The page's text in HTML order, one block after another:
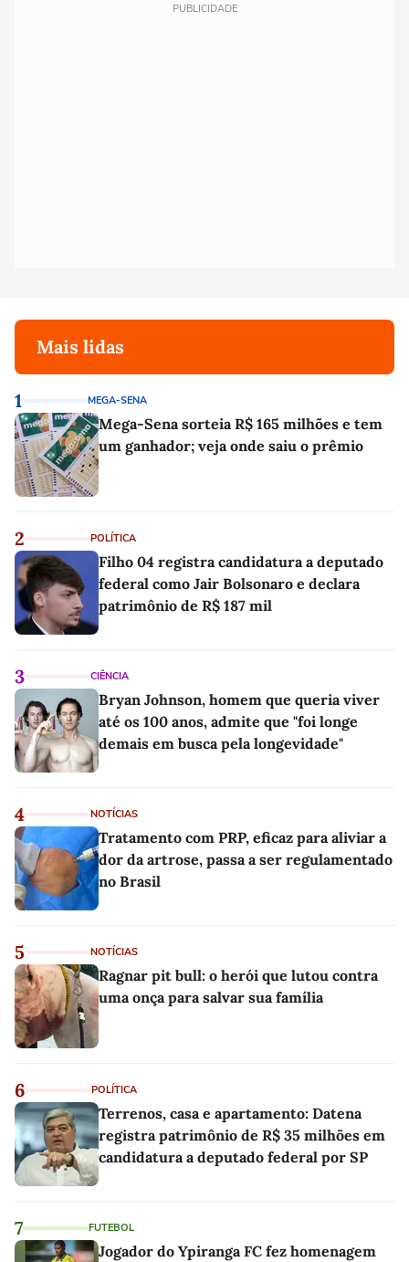
PUBLICIDADE
Mais lidas
1 MEGA-SENA
Mega-Sena sorteia R$ 165 milhões e tem
um ganhador; veja onde saiu o prêmio
2 POLÍTICA
Filho 04 registra candidatura a deputado
federal como Jair Bolsonaro e declara
patrimônio de R$ 187 mil
3 CIÊNCIA
Bryan Johnson, homem que queria viver
até os 100 anos, admite que "foi longe
demais em busca pela longevidade"
4 NOTÍCIAS
Tratamento com PRP, eficaz para aliviar a
dor da artrose, passa a ser regulamentado
no Brasil
5 NOTÍCIAS
Ragnar pit bull: o herói que lutou contra
uma onça para salvar sua família
6 POLÍTICA
Terrenos, casa e apartamento: Datena
registra patrimônio de R$ 35 milhões em
candidatura a deputado federal por SP
7 FUTEBOL
Jogador do Ypiranga FC fez homenagem